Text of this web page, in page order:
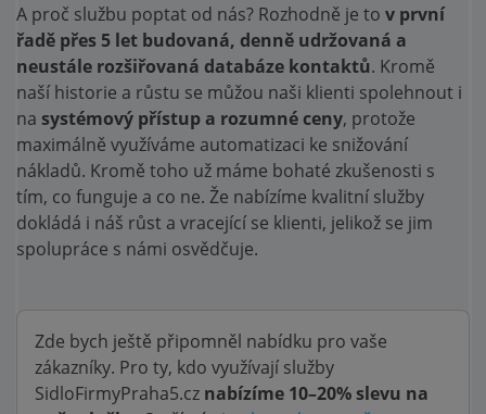
A proč službu poptat od nás? Rozhodně je to v první
řadě přes 5 let budovaná, denně udržovaná a
neustále rozšiřovaná databáze kontaktů. Kromě
naší historie a růstu se můžou naši klienti spolehnout i
na systémový přístup a rozumné ceny, protože
maximálně využíváme automatizaci ke snižování
nákladů. Kromě toho už máme bohaté zkušenosti s
tím, co funguje a co ne. Že nabízíme kvalitní služby
dokládá i náš růst a vracející se klienti, jelikož se jim
spolupráce s námi osvědčuje.
Zde bych ještě připomněl nabídku pro vaše
zákazníky. Pro ty, kdo využívají služby
SidloFirmyPraha5.cz nabízíme 10–20% slevu na